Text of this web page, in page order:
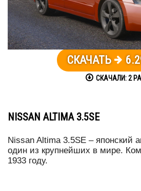
СКАЧАТЬ
СКАЧАЛИ:2
NISSAN ALTIMA 3.5SE
Nissan Altima 3.5SE – японский
один из крупнейших в мире.
1933 году.